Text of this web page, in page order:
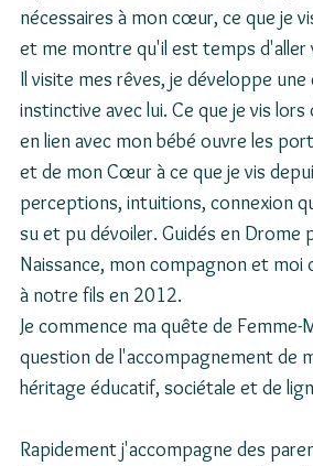
nécessaires à mon cœur, ce que je
et me montre qu'il est temps d'aller
Il visite mes rêves, je développe
instinctive avec lui. Ce que je vis
en lien avec mon bébé ouvre les
et de mon Cœur à ce que je vis
perceptions, intuitions, connexion
su et pu dévoiler. Guidés en Drome
Naissance, mon compagnon et moi
à notre fils en 2012.
Je commence ma quête de Femme-
question de l'accompagnement de
héritage éducatif, sociétale et de
Rapidement j'accompagne des